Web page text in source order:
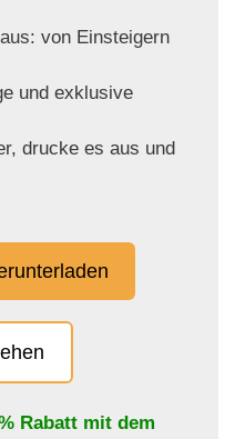
von Einsteigern
und exklusive
drucke es aus und
Rabatt mit dem